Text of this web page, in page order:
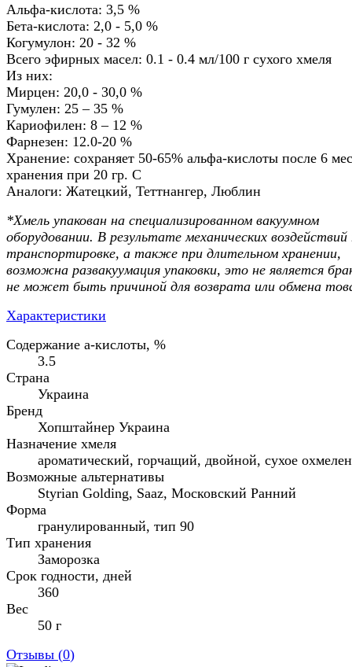
Альфа-кислота: 3,5 %
Бета-кислота: 2,0 - 5,0 %
Когумулон: 20 - 32 %
Всего эфирных масел: 0.1 - 0.4 мл/100 г сухого хмеля
Из них:
Мирцен: 20,0 - 30,0 %
Гумулен: 25 – 35 %
Кариофилен: 8 – 12 %
Фарнезен: 12.0-20 %
Хранение: сохраняет 50-65% альфа-кислоты после 6
хранения при 20 гр. С
Аналоги: Жатецкий, Теттнангер, Люблин
*Хмель упакован на специализированном вакуумном
оборудовании. В результате механических воздействий
транспортировке, а также при длительном хранении,
возможна развакуумация упаковки, это не является
не может быть причиной для возврата или обмена
Характеристики
Содержание а-кислоты, %
3.5
Страна
Украина
Бренд
Хопштайнер Украина
Назначение хмеля
ароматический, горчащий, двойной, сухое
Возможные альтернативы
Styrian Golding, Saaz, Московский Ранний
Форма
гранулированный, тип 90
Тип хранения
Заморозка
Срок годности, дней
360
Вес
50 г
Отзывы (0)